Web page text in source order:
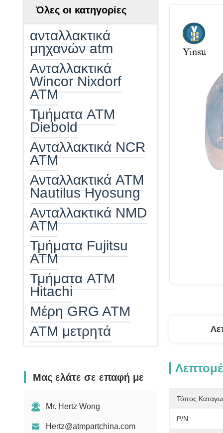
Όλες οι κατηγορίες
ανταλλακτικά
μηχανών atm
Ανταλλακτικά
Wincor Nixdorf
ATM
Τμήματα ATM
Diebold
Ανταλλακτικά NCR
ATM
Ανταλλακτικά ATM
Nautilus Hyosung
Ανταλλακτικά NMD
ATM
Τμήματα Fujitsu
ATM
Τμήματα ATM
Hitachi
Μέρη GRG ATM
ΑΤΜ μετρητά
ATM Cash
Atm epp
αναγνώστης
καρτών του ATM
Μας ελάτε σε επαφή με
Mr. Hertz Wong
Hertz@atmpartchina.com
Τόπος
P/N: